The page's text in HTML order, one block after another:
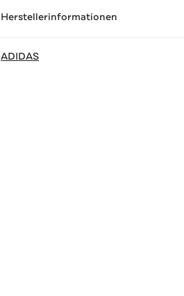
Herstellerinformationen
ADIDAS